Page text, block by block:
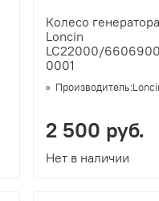
Колесо генератора
Loncin
LC22000/
0001
Производитель:
Нет в наличии
2 500 руб.